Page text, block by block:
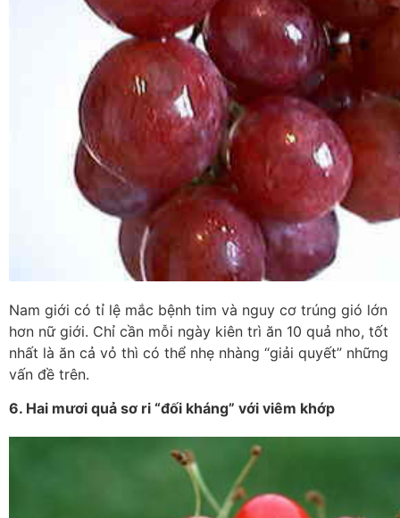
Nam giới có tỉ lệ mắc bệnh tim và nguy cơ trúng gió lớn
hơn nữ giới. Chỉ cần mỗi ngày kiên trì ăn 10 quả nho, tốt
nhất là ăn cả vỏ thì có thể nhẹ nhàng “giải quyết” những
vấn đề trên.
6. Hai mươi quả sơ ri “đối kháng” với viêm khớp